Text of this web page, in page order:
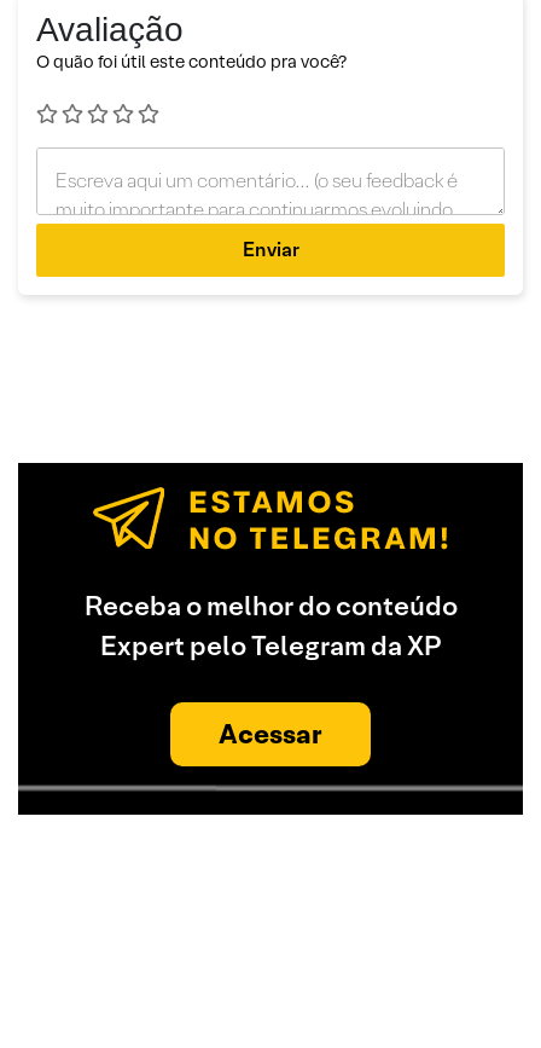
Avaliação
O quão foi útil este conteúdo pra você?
Enviar
Receba o melhor do conteúdo
Expert pelo Telegram da XP
Acessar